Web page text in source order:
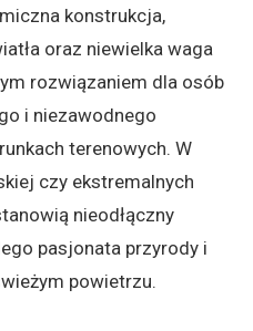
konstrukcja,
oraz niewielka waga
rozwiązaniem dla osób
i niezawodnego
terenowych. W
czy ekstremalnych
nieodłączny
pasjonata przyrody i
powietrzu.